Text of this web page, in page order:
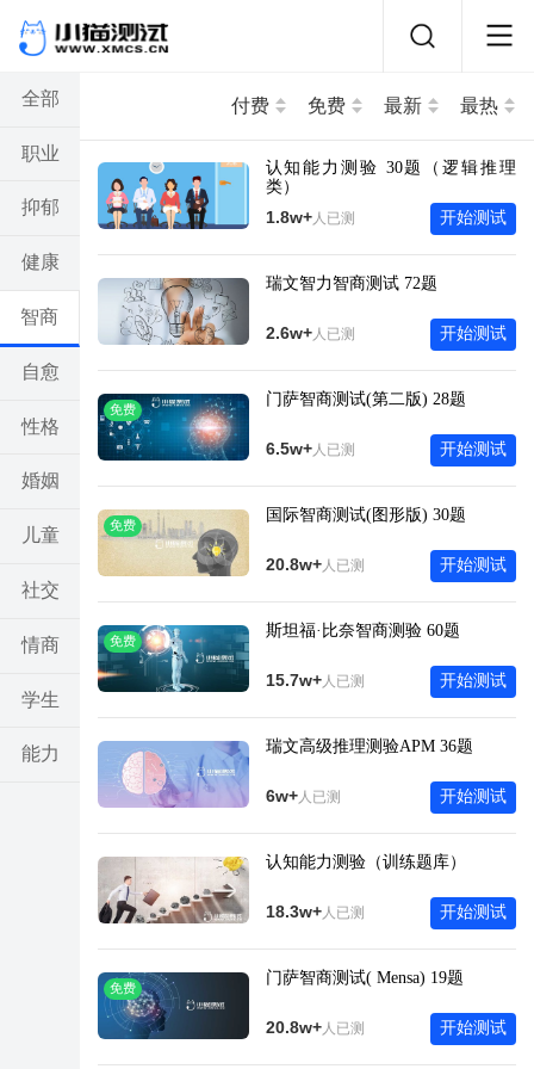
全部
职业
抑郁
健康
智商
自愈
性格
婚姻
儿童
社交
情商
学生
能力
付费 免费 最新 最热
认知能力测验 30题（逻辑推理
类）
开始测试
1.8w+人已测
瑞文智力智商测试 72题
开始测试
2.6w+人已测
免费
门萨智商测试(第二版) 28题
开始测试
6.5w+人已测
免费
国际智商测试(图形版) 30题
开始测试
20.8w+人已测
免费
斯坦福·比奈智商测验 60题
开始测试
15.7w+人已测
瑞文高级推理测验APM 36题
开始测试
6w+人已测
认知能力测验（训练题库）
开始测试
18.3w+人已测
免费
门萨智商测试( Mensa) 19题
开始测试
20.8w+人已测